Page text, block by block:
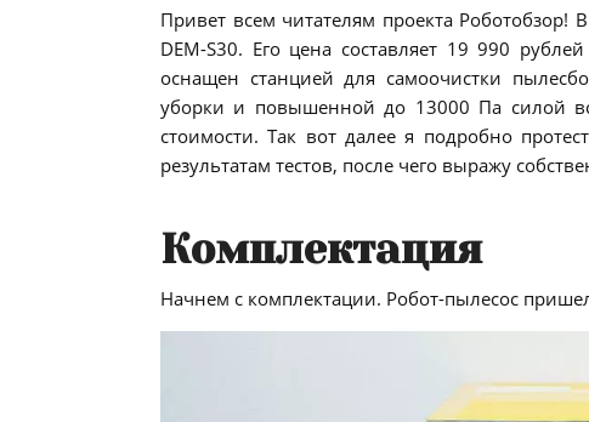
Привет всем читателям проекта Роботобзор!
DEM-S30. Его цена составляет 19 990
оснащен станцией для самоочистки
уборки и повышенной до 13000 Па силой
стоимости. Так вот далее я подробно
результатам тестов, после чего выражу
Комплектация
Начнем с комплектации. Робот-пылесос